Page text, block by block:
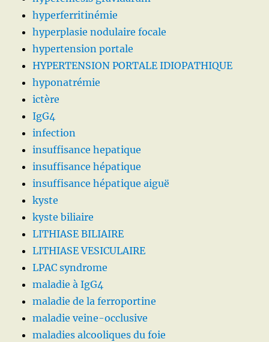
hyperferritinémie
hyperplasie nodulaire focale
hypertension portale
HYPERTENSION PORTALE IDIOPATHIQUE
hyponatrémie
ictère
IgG4
infection
insuffisance hepatique
insuffisance hépatique
insuffisance hépatique aiguë
kyste
kyste biliaire
LITHIASE BILIAIRE
LITHIASE VESICULAIRE
LPAC syndrome
maladie à IgG4
maladie de la ferroportine
maladie veine-occlusive
maladies alcooliques du foie